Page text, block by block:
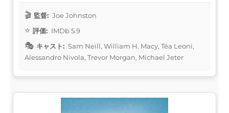
監督: Joe Johnston
評価: IMDb 5.9
キャスト: Sam Neill, William H. Macy, Téa Leoni,
Alessandro Nivola, Trevor Morgan, Michael Jeter